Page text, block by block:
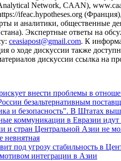
Network, CAAN),
ifeac.hypotheses.org
и аналитики, общественные
Экспертные ответы на
ceasiapost@gmail.com. К
ходе дискуссии также
дискуссии ссылка на
внести проблемы в
безальтернативным
и безопасность". В Штатах
коммуникации в Евразии
и стран Центральной Азии не
невнятная
под угрозу стабильность в
интеграции в Азии